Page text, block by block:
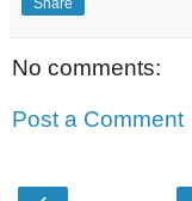
No comments:
Post a Comment